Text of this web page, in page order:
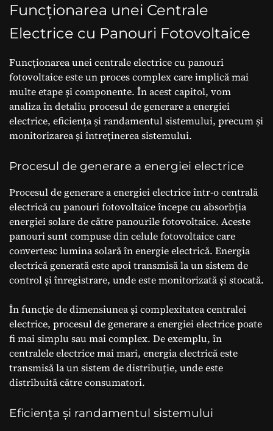
Funcționarea unei Centrale
Electrice cu Panouri Fotovoltaice
Funcționarea unei centrale electrice cu panouri
fotovoltaice este un proces complex care implică mai
multe etape și componente. În acest capitol, vom
analiza în detaliu procesul de generare a energiei
electrice, eficiența și randamentul sistemului, precum și
monitorizarea și întreținerea sistemului.
Procesul de generare a energiei electrice
Procesul de generare a energiei electrice într-o centrală
electrică cu panouri fotovoltaice începe cu absorbția
energiei solare de către panourile fotovoltaice. Aceste
panouri sunt compuse din celule fotovoltaice care
convertesc lumina solară în energie electrică. Energia
electrică generată este apoi transmisă la un sistem de
control și înregistrare, unde este monitorizată și stocată.
În funcție de dimensiunea și complexitatea centralei
electrice, procesul de generare a energiei electrice poate
fi mai simplu sau mai complex. De exemplu, în
centralele electrice mai mari, energia electrică este
transmisă la un sistem de distribuție, unde este
distribuită către consumatori.
Eficiența și randamentul sistemului